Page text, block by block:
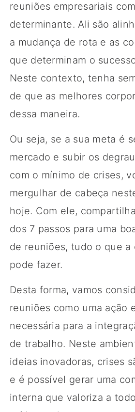
reuniões empresariais
determinante. Ali são
a mudança de rota e as
que determinam o
Neste contexto, tenha
de que as melhores
dessa maneira.
Ou seja, se a sua meta é
mercado e subir os
com o mínimo de crises,
mergulhar de cabeça
hoje. Com ele,
dos 7 passos para uma
de reuniões, tudo o que a
pode fazer.
Desta forma, vamos
reuniões como uma ação
necessária para a
de trabalho. Neste
ideias inovadoras, crises
e é possível gerar uma
interna que valoriza a